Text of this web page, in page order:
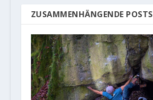
ZUSAMMENHÄNGENDE POSTS